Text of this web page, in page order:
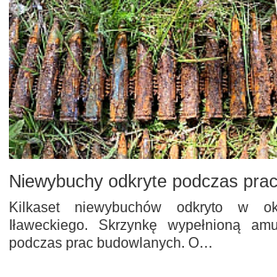
Niewybuchy odkryte podczas
Kilkaset niewybuchów odkryto w
Iławeckiego. Skrzynkę wypełnioną
podczas prac budowlanych. O…